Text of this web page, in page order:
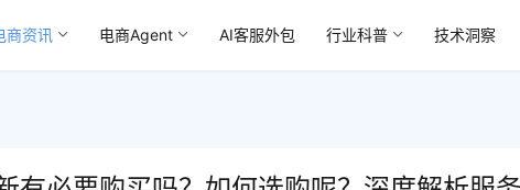
商资讯 电商Agent AI客服外包 行业科普 技术洞察